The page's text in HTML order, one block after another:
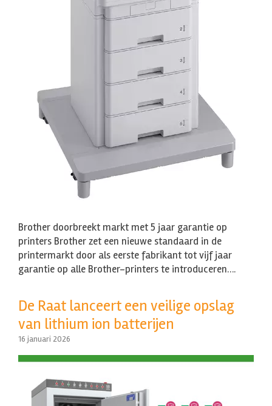
Brother doorbreekt markt met 5 jaar garantie op
printers Brother zet een nieuwe standaard in de
printermarkt door als eerste fabrikant tot vijf jaar
garantie op alle Brother-printers te introduceren….
De Raat lanceert een veilige opslag
van lithium ion batterijen
16 januari 2026